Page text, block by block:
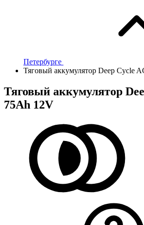
Петербурге
Тяговый аккумулятор Deep Cycle
Тяговый аккумулятор
75Ah 12V